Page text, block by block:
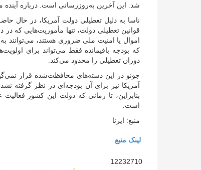
شد. این آخرین به‌روزرسانی است. درباره آینده
ناسا به دلیل تعطیلی دولت آمریکا، در حال
قوانین تعطیلی دولت، تنها مأموریت‌هایی که در
اموال یا امنیت ملی ضروری هستند، می‌توانند
که بودجه باقیمانده فقط می‌تواند برای
دوران تعطیلی را محدود می‌کند.
آمریکا نیز برای آن بودجه‌ای در نظر گرفته
بنابراین، تا زمانی که دولت این کشور فعالیت
است.
منبع: ایرنا
لینک منبع
12232710